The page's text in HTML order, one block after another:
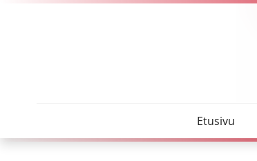
Etusivu